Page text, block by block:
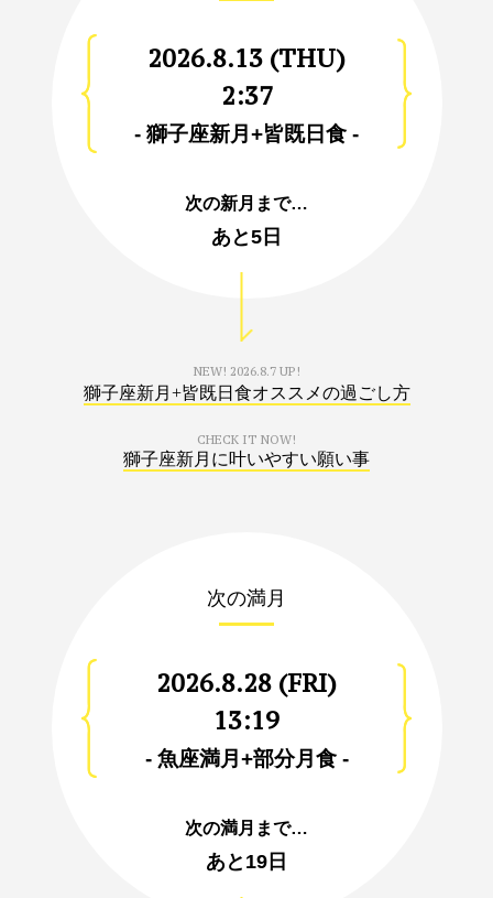
2026.8.13 (THU)
2:37
- 獅子座新月+皆既日食 -
次の新月まで…
あと5日
NEW! 2026.8.7 UP!
獅子座新月+皆既日食オススメの過ごし方
CHECK IT NOW!
獅子座新月に叶いやすい願い事
次の満月
2026.8.28 (FRI)
13:19
- 魚座満月+部分月食 -
次の満月まで…
あと 19日